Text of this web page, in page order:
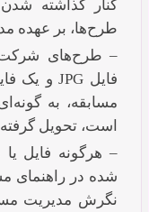
کنار گذاشته
طرح‌ها، بر عهده
– طرح‌های شرکت
مسابقه، به
است، تحویل
– هرگونه فایل
شده در راهنمای
نگرش مدیریت